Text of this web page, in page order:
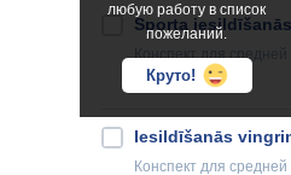
любую работу в список
пожеланий.
Круто!
Sporta
Конспектдля
Iesildīšanās
Конспект для